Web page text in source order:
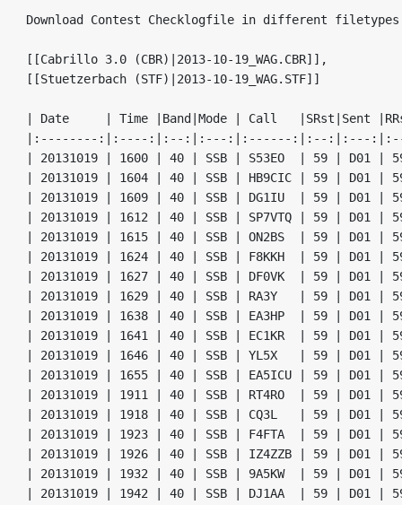
Download Contest Checklogfile in different
[[Cabrillo 3.0 (CBR)|2013-10-19_WAG.CBR]],
[[Stuetzerbach (STF)|2013-10-19_WAG.STF]]
| Date     | Time |Band|Mode | Call   |SRst|Sent
|:--------:|:----:|:--:|:---:|:------:|:--:|:---
| 20131019 | 1600 | 40 | SSB | S53EO  | 59 | D01 |
| 20131019 | 1604 | 40 | SSB | HB9CIC | 59 | D01 |
| 20131019 | 1609 | 40 | SSB | DG1IU  | 59 | D01 |
| 20131019 | 1612 | 40 | SSB | SP7VTQ | 59 | D01 |
| 20131019 | 1615 | 40 | SSB | ON2BS  | 59 | D01 |
| 20131019 | 1624 | 40 | SSB | F8KKH  | 59 | D01 |
| 20131019 | 1627 | 40 | SSB | DF0VK  | 59 | D01 |
| 20131019 | 1629 | 40 | SSB | RA3Y   | 59 | D01 |
| 20131019 | 1638 | 40 | SSB | EA3HP  | 59 | D01 |
| 20131019 | 1641 | 40 | SSB | EC1KR  | 59 | D01 |
| 20131019 | 1646 | 40 | SSB | YL5X   | 59 | D01 |
| 20131019 | 1655 | 40 | SSB | EA5ICU | 59 | D01 |
| 20131019 | 1911 | 40 | SSB | RT4RO  | 59 | D01 |
| 20131019 | 1918 | 40 | SSB | CQ3L   | 59 | D01 |
| 20131019 | 1923 | 40 | SSB | F4FTA  | 59 | D01 |
| 20131019 | 1926 | 40 | SSB | IZ4ZZB | 59 | D01 |
| 20131019 | 1932 | 40 | SSB | 9A5KW  | 59 | D01 |
| 20131019 | 1942 | 40 | SSB | DJ1AA  | 59 | D01 |